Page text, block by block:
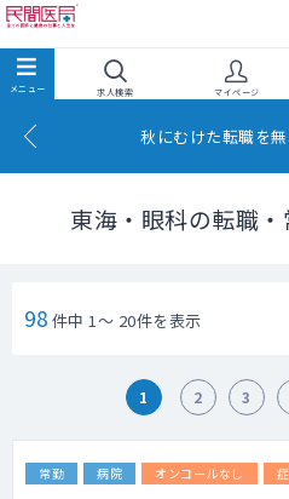
求人検索 マイページ
秋にむけた転職を
東海・眼科の転職
98 件中 1～ 20件を表示
1 2 3
常勤 病院 オンコールなし